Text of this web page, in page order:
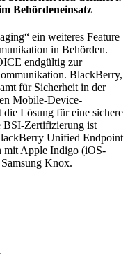
Behördeneinsatz
ein weiteres Feature
in Behörden.
endgültig zur
BlackBerry,
für Sicherheit in der
Mobile-Device-
Lösung für eine sichere
BSI-Zertifizierung ist
Unified Endpoint
mit Apple Indigo (iOS-
Knox.